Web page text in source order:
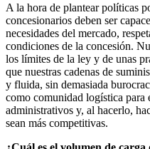
A la hora de plantear políticas
concesionarios deben ser
necesidades del mercado,
condiciones de la concesión.
los límites de la ley y de unas
que nuestras cadenas de
y fluida, sin demasiada
como comunidad logística para
administrativos y, al hacerlo,
sean más competitivas.